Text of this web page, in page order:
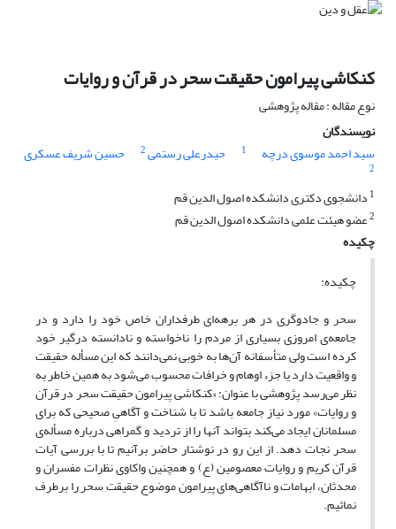
کنکاشی پیرامون حقیقت سحر در قرآن و روایات
نوع مقاله : مقاله پژوهشی
نویسندگان
سید احمد موسوی درچه
1 حیدرعلی رستمی2 حسین شریف عسکری
2
1 دانشجوی دکتری دانشکده اصول الدین قم
2عضو هیئت علمی دانشکده اصول الدین قم
چکیده
چکیده:
سحر و جادوگری در هر برهه‌ای طرفداران خاص خود را دارد و در
جامعه‌ی امروزی بسیاری از مردم را ناخواسته و نادانسته درگیر خود
کرده است ولی متأسفانه آن‌ها به‌ خوبی نمی‌دانند که این مسأله حقیقت
و واقعیت دارد یا جزء اوهام و خرافات محسوب می‌شود به همین خاطر به
نظر می‌رسد پژوهشی با عنوان: «کنکاشی پیرامون حقیقت سحر در قرآن
و روایات» مورد نیاز جامعه باشد تا با شناخت و آگاهیِ صحیحی که برای
مسلمانان ایجاد می‌کند بتواند آنها را از تردید و گمراهی درباره مسأله‌ی
سحر نجات دهد. از این‌ رو در نوشتار حاضر برآنیم تا با بررسی آیات
قرآن کریم و روایات معصومین (ع) و همچنین واکاوی نظرات مفسران و
محدثان، ابهامات و ناآگاهی‌های پیرامون موضوع حقیقت سحر را برطرف
نمائیم.